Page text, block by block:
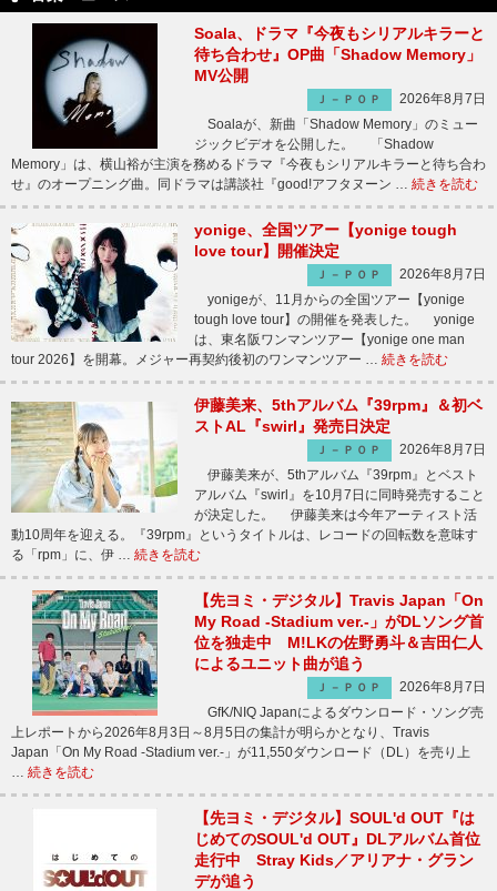
Soala、ドラマ『今夜もシリアルキラーと
待ち合わせ』OP曲「Shadow Memory」
MV公開
Ｊ－ＰＯＰ
2026年8月7日
Soalaが、新曲「Shadow Memory」のミュー
ジックビデオを公開した。 「Shadow
Memory」は、横山裕が主演を務めるドラマ『今夜もシリアルキラーと待ち合わ
せ』のオープニング曲。同ドラマは講談社『good!アフタヌーン … 続きを読む
yonige、全国ツアー【yonige tough
love tour】開催決定
Ｊ－ＰＯＰ
2026年8月7日
yonigeが、11月からの全国ツアー【yonige
tough love tour】の開催を発表した。 yonige
は、東名阪ワンマンツアー【yonige one man
tour 2026】を開幕。メジャー再契約後初のワンマンツアー … 続きを読む
伊藤美来、5thアルバム『39rpm』＆初ベ
ストAL『swirl』発売日決定
Ｊ－ＰＯＰ
2026年8月7日
伊藤美来が、5thアルバム『39rpm』とベスト
アルバム『swirl』を10月7日に同時発売すること
が決定した。 伊藤美来は今年アーティスト活
動10周年を迎える。『39rpm』というタイトルは、レコードの回転数を意味す
る「rpm」に、伊 … 続きを読む
【先ヨミ・デジタル】Travis Japan「On
My Road -Stadium ver.-」がDLソング首
位を独走中 M!LKの佐野勇斗＆吉田仁人
によるユニット曲が追う
Ｊ－ＰＯＰ
2026年8月7日
GfK/NIQ Japanによるダウンロード・ソング売
上レポートから2026年8月3日～8月5日の集計が明らかとなり、Travis
Japan「On My Road -Stadium ver.-」が11,550ダウンロード（DL）を売り上
… 続きを読む
【先ヨミ・デジタル】SOUL'd OUT『は
じめてのSOUL'd OUT』DLアルバム首位
走行中 Stray Kids／アリアナ・グラン
デが追う